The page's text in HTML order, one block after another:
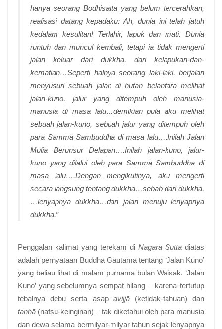
hanya seorang Bodhisatta yang belum tercerahkan,
realisasi datang kepadaku: Ah, dunia ini telah jatuh
kedalam kesulitan! Terlahir, lapuk dan mati. Dunia
runtuh dan muncul kembali, tetapi ia tidak mengerti
jalan keluar dari dukkha, dari kelapukan-dan-
kematian…Seperti halnya seorang laki-laki, berjalan
menyusuri sebuah jalan di hutan belantara melihat
jalan-kuno, jalur yang ditempuh oleh manusia-
manusia di masa lalu…demikian pula aku melihat
sebuah jalan-kuno, sebuah jalur yang ditempuh oleh
para Sammā Sambuddha di masa lalu….Inilah Jalan
Mulia Berunsur Delapan….Inilah jalan-kuno, jalur-
kuno yang dilalui oleh para Sammā Sambuddha di
masa lalu….Dengan mengikutinya, aku mengerti
secara langsung tentang dukkha…sebab daridukkha,
…lenyapnyadukkha…dan jalan menuju lenyapnya
dukkha.”
Penggalan kalimat yang terekam di Nagara Sutta diatas
adalah pernyataan Buddha Gautama tentang ‘Jalan Kuno’
yang beliau lihat di malam purnama bulan Waisak. ‘Jalan
Kuno’ yang sebelumnya sempat hilang – karena tertutup
tebalnya debu serta asap avijjā(ketidak-tahuan) dan
taṇhā (nafsu-keinginan) – tak diketahui oleh para manusia
dan dewa selama bermilyar-milyar tahun sejak lenyapnya